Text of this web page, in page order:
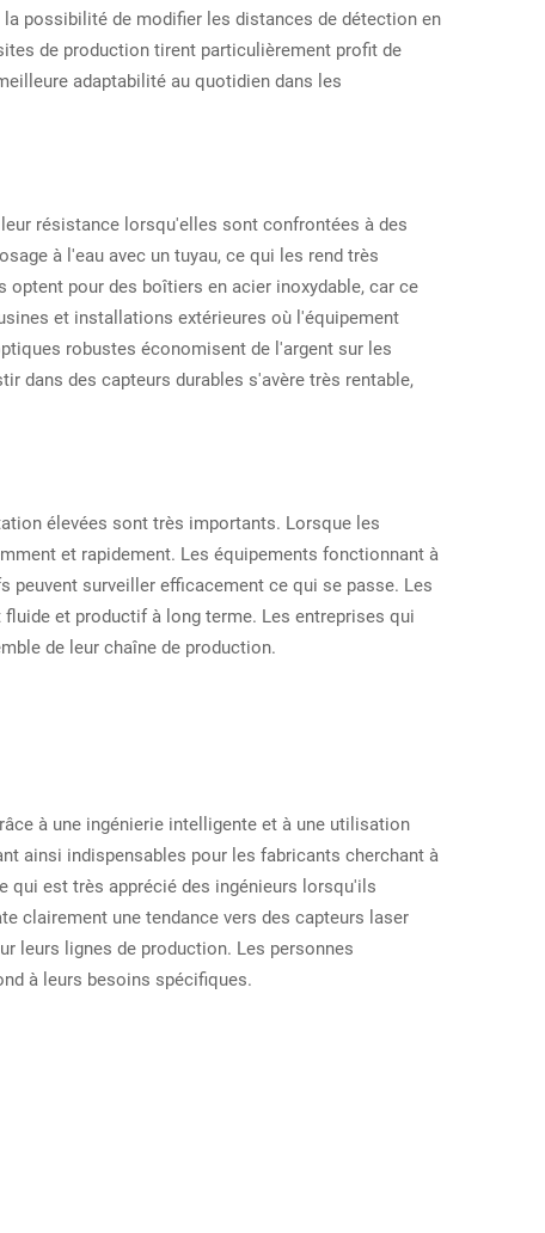
possibilité de modifier les distances de détection en
de production tirent particulièrement profit de
adaptabilité au quotidien dans les
résistance lorsqu'elles sont confrontées à des
à l'eau avec un tuyau, ce qui les rend très
pour des boîtiers en acier inoxydable, car ce
et installations extérieures où l'équipement
robustes économisent de l'argent sur les
dans des capteurs durables s'avère très rentable,
élevées sont très importants. Lorsque les
et rapidement. Les équipements fonctionnant à
surveiller efficacement ce qui se passe. Les
et productif à long terme. Les entreprises qui
de leur chaîne de production.
à une ingénierie intelligente et à une utilisation
ainsi indispensables pour les fabricants cherchant à
qui est très apprécié des ingénieurs lorsqu'ils
clairement une tendance vers des capteurs laser
leurs lignes de production. Les personnes
à leurs besoins spécifiques.